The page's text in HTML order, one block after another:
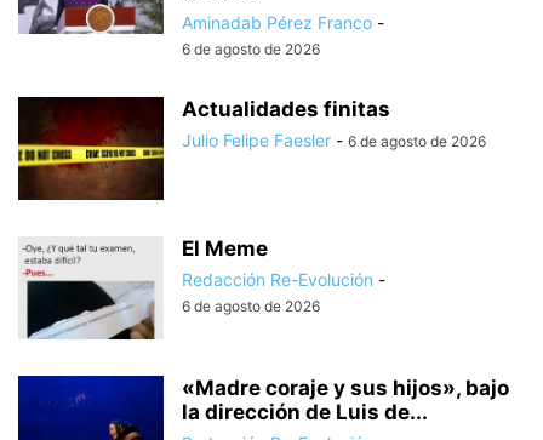
Aminadab Pérez Franco -
6 de agosto de 2026
Actualidades finitas
Julio Felipe Faesler - 6 de agosto de 2026
El Meme
Redacción Re-Evolución -
6 de agosto de 2026
«Madre coraje y sus hijos», bajo
la dirección de Luis de...